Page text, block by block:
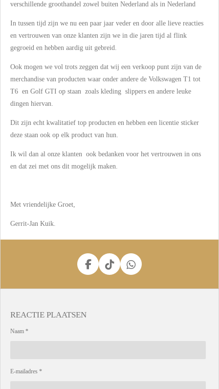
verschillende groothandel zowel buiten Nederland als in Nederland
In tussen tijd zijn we nu een paar jaar veder en door alle lieve reacties
en vertrouwen van onze klanten zijn we in die jaren tijd al flink
gegroeid en hebben aardig uit gebreid.
Ook mogen we vol trots zeggen dat wij een verkoop punt zijn van de
merchandise van producten waar onder andere de Volkswagen T1 tot
T6 en Golf GTI op staan zoals kleding slippers en andere leuke
dingen hiervan.
Dit zijn echt kwalitatief top producten en hebben een licentie sticker
deze staan ook op elk product van hun.
Ik wil dan al onze klanten ook bedanken voor het vertrouwen in ons
en dat zei met ons dit mogelijk maken.
Met vriendelijke Groet,
Gerrit-Jan Kuik.
F
c
T
k
W
a
REACTIE PLAATSEN
Naam *
E-mailadres *